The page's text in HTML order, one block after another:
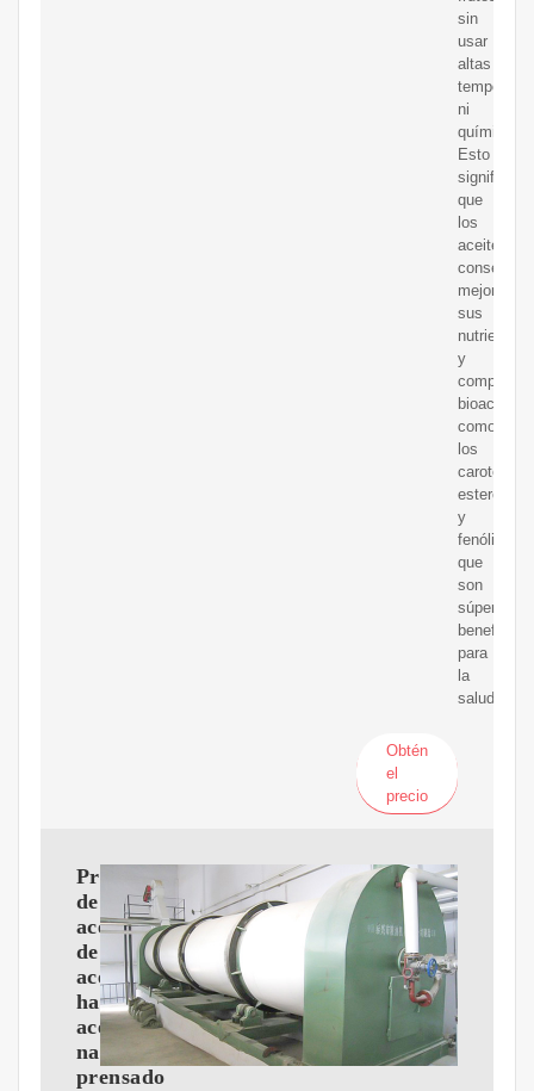
sin
usar
altas
ni
químicos.
Esto
significa
que
los
aceites
conservan
mejor
sus
nutrientes
y
bioactivos,
como
los
esteroles
y
fenólicos,
que
son
súper
para
la
salud.
Obtén
el
precio
Prensa
de
aceite
de
aceite,
hacer
aceite
natural
prensado